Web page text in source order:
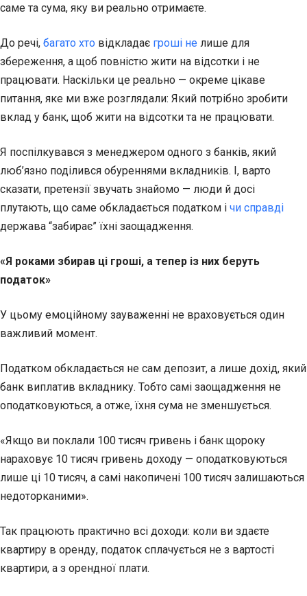
саме та сума, яку ви реально отримаєте.
До речі, багато хто відкладає гроші не лише для
збереження, а щоб повністю жити на відсотки і не
працювати. Наскільки це реально — окреме цікаве
питання, яке ми вже розглядали: Який потрібно зробити
вклад у банк, щоб жити на відсотки та не працювати.
Я поспілкувався з менеджером одного з банків, який
люб’язно поділився обуреннями вкладників. І, варто
сказати, претензії звучать знайомо — люди й досі
плутають, що саме обкладається податком і чи справді
держава “забирає” їхні заощадження.
«Я роками збирав ці гроші, а тепер із них беруть
податок»
У цьому емоційному зауваженні не враховується один
важливий момент.
Податком обкладається не сам депозит, а лише дохід, який
банк виплатив вкладнику. Тобто самі заощадження не
оподатковуються, а отже, їхня сума не зменшується.
«Якщо ви поклали 100 тисяч гривень і банк щороку
нараховує 10 тисяч гривень доходу — оподатковуються
лише ці 10 тисяч, а самі накопичені 100 тисяч залишаються
недоторканими».
Так працюють практично всі доходи: коли ви здаєте
квартиру в оренду, податок сплачується не з вартості
квартири, а з орендної плати.